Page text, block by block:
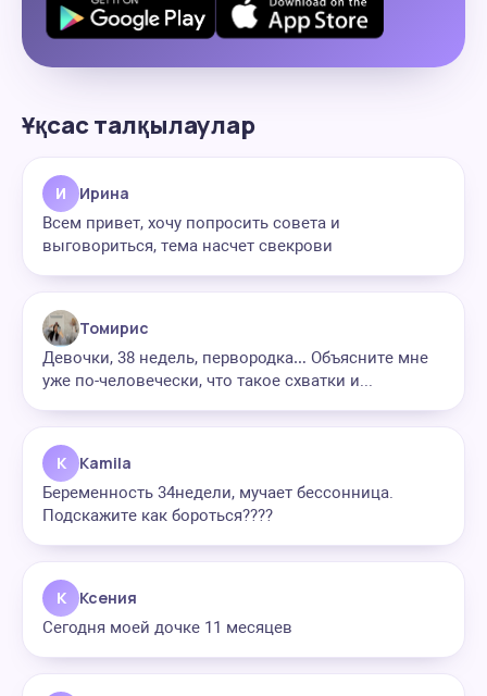
Ұқсас талқылаулар
И Ирина
Всем привет, хочу попросить совета и
выговориться, тема насчет свекрови
Томирис
Девочки, 38 недель, первородка… Объясните мне
уже по-человечески, что такое схватки и...
K Kamila
Беременность 34недели, мучает бессонница.
Подскажите как бороться????
К Ксения
Сегодня моей дочке 11 месяцев